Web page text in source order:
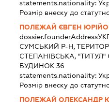
statements.nationality:
Розмір внеску до
ПОЛЕЖАЙ ЄВГЕН
dossier.founderAddress
СУМСЬКИЙ Р-Н,
СТЕПАНІВСЬКА,
БУДИНОК 36
statements.nationality:
Розмір внеску до
ПОЛЕЖАЙ ОЛЕКСАНДР